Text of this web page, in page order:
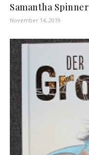
Samantha Spinner
November 14, 2019